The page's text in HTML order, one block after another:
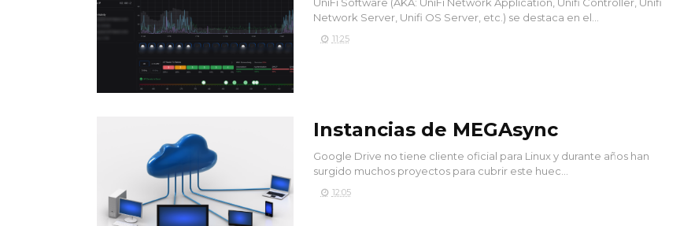
Network Server, Unifi OS Server, etc.) se destaca en el...
11:25
Instancias de MEGAsync
Google Drive no tiene cliente oficial para Linux y durante años han
surgido muchos proyectos para cubrir este huec...
12:05